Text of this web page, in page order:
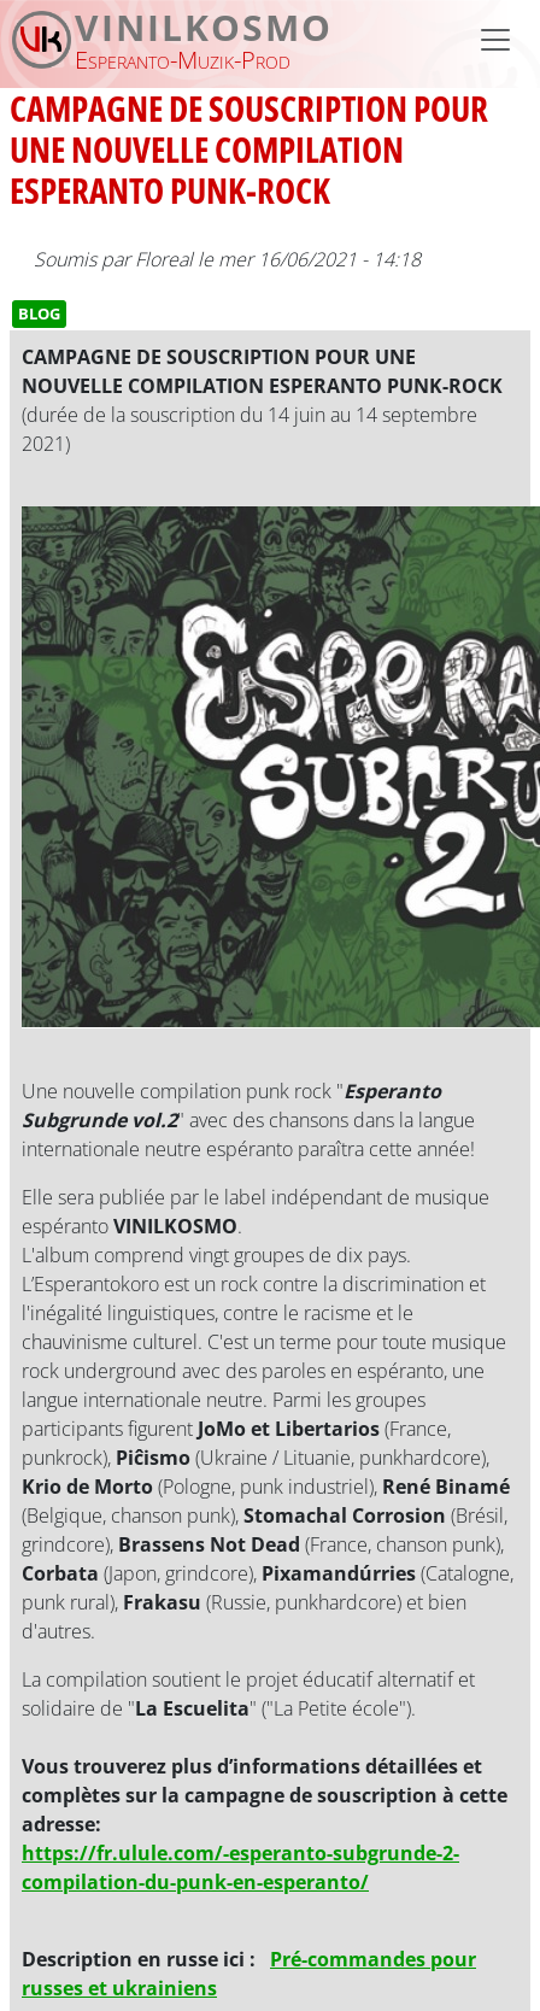
Aller au contenu principal
VINILKOSMO
Esperanto-Muzik-Prod
CAMPAGNE DE SOUSCRIPTION POUR
UNE NOUVELLE COMPILATION
ESPERANTO PUNK-ROCK
Soumis parFloreallemer 16/06/2021 - 14:18
BLOG
CAMPAGNE DE SOUSCRIPTION POUR UNE
NOUVELLE COMPILATION ESPERANTO PUNK-ROCK
(durée de la souscription du 14 juin au 14 septembre
2021)
Une nouvelle compilation punk rock "Esperanto
Subgrunde vol.2" avec des chansons dans la langue
internationale neutre espéranto paraîtra cette année!
Elle sera publiée par le label indépendant de musique
espérantoVINILKOSMO.
L'album comprend vingt groupes de dix pays.
L’Esperantokoro est un rock contre la discrimination et
l'inégalité linguistiques, contre le racisme et le
chauvinisme culturel. C'est un terme pour toute musique
rock underground avec des paroles en espéranto, une
langue internationale neutre. Parmi les groupes
participants figurent JoMo et Libertarios(France,
punkrock), Piĉismo(Ukraine / Lituanie, punkhardcore),
Krio de Morto(Pologne, punk industriel), René Binamé
(Belgique, chanson punk),Stomachal Corrosion (Brésil,
grindcore), Brassens Not Dead (France, chanson punk),
Corbata (Japon, grindcore), Pixamandúrries(Catalogne,
punk rural), Frakasu (Russie, punkhardcore) et bien
d'autres.
La compilation soutient le projet éducatif alternatif et
solidaire de "La Escuelita" ("La Petite école").
Vous trouverez plus d’informations détaillées et
complètes sur la campagne de souscription à cette
adresse:
https://fr.ulule.com/-esperanto-subgrunde-2-
compilation-du-punk-en-esperanto/
Description en russe ici :
Pré-commandes pour
russes et ukrainiens